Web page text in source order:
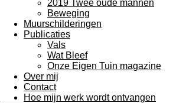
2019 Twee oude mannen
Beweging
Muurschilderingen
Publicaties
Vals
Wat Bleef
Onze Eigen Tuin magazine
Over mij
Contact
Hoe mijn werk wordt ontvangen